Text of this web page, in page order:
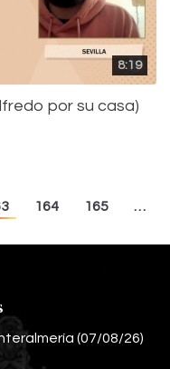
8:19
por su casa)
164 165 …
(07/08/26)